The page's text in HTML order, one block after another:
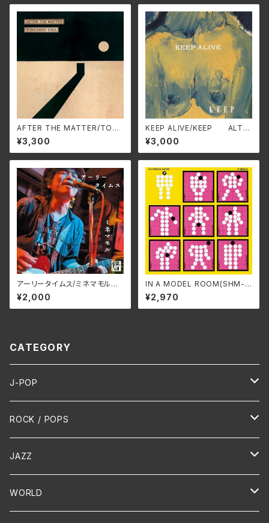
AFTER THE MATTER/TOM
OHIKO KIRA HARV-0025
(仕様:CD)
¥3,300
KEEP ALIVE/KEEP ALT-5
21C(仕様:CD)
¥3,000
アーリータイムス/ミネマモル
SSRC-010(仕様:CD)
¥2,000
IN A MODEL ROOM(SHM-C
D EDITION)/P-MODEL SS
-1001A(仕様:SHM-CD)
¥2,970
CATEGORY
J-POP
HR/HM
演歌 / 歌謡曲
PUNK/HARDCORE
ROCK / POPS
Oldies
HR/HM
JAZZ
Vocal
WORLD